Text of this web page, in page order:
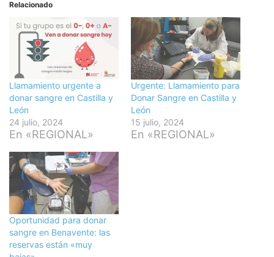
Relacionado
Llamamiento urgente a
donar sangre en Castilla y
León
24 julio, 2024
En «REGIONAL»
Urgente: Llamamiento para
Donar Sangre en Castilla y
León
15 julio, 2024
En «REGIONAL»
Oportunidad para donar
sangre en Benavente: las
reservas están «muy